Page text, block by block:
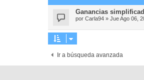
Ganancias
por Carla94 » Jue Ago 06,
Ir a búsqueda avanzada